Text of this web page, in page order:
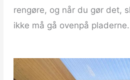
rengøre, og når du gør det,
ikke må gå ovenpå pladerne.